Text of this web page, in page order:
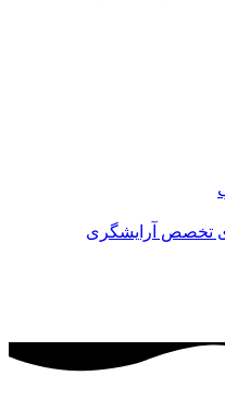
تخصص آرایشگری